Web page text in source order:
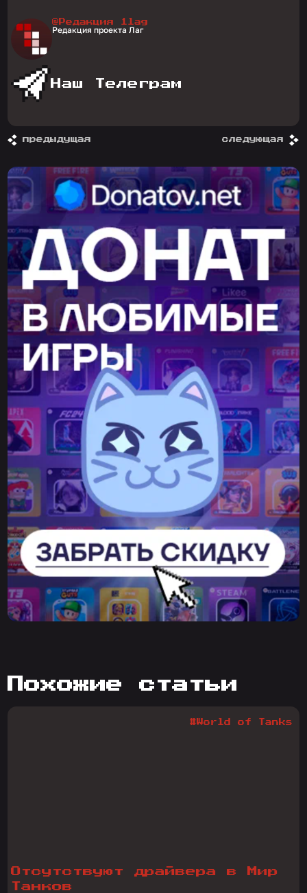
@Редакция 1lag
Редакция проекта Лаг
Наш Телеграм
предыдущая следующая
похожие статьи
Отсутствуют драйвера в Мир
Танков
#World of Tanks